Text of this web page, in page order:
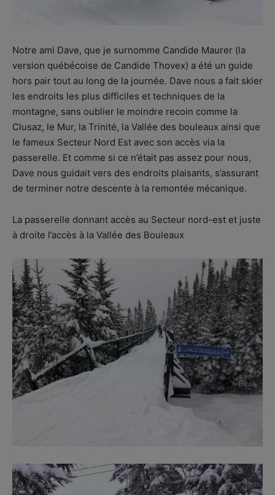
Notre ami Dave, que je surnomme Candide Maurer (la
version québécoise de Candide Thovex) a été un guide
hors pair tout au long de la journée. Dave nous a fait skier
les endroits les plus difficiles et techniques de la
montagne, sans oublier le moindre recoin comme la
Clusaz, le Mur, la Trinité, la Vallée des bouleaux ainsi que
le fameux Secteur Nord Est avec son accès via la
passerelle. Et comme si ce n’était pas assez pour nous,
Dave nous guidait vers des endroits plaisants, s’assurant
de terminer notre descente à la remontée mécanique.
La passerelle donnant accès au Secteur nord-est et juste
à droite l’accès à la Vallée des Bouleaux